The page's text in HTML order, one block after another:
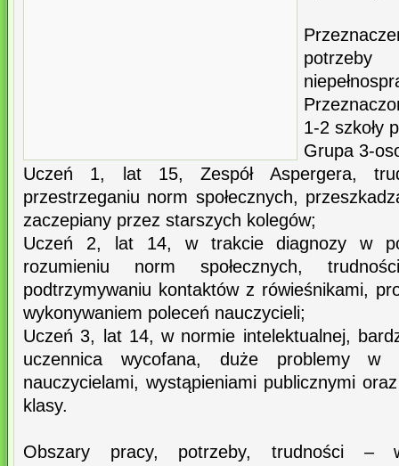
1-2 szkoły
Grupa 3-
Uczeń 1, lat 15, Zespół Aspergera,
przestrzeganiu norm społecznych,
zaczepiany przez starszych kolegów;
Uczeń 2, lat 14, w trakcie diagnozy w
rozumieniu norm społecznych,
podtrzymywaniu kontaktów z rówieśnikami,
wykonywaniem poleceń nauczycieli;
Uczeń 3, lat 14, w normie intelektualnej,
uczennica wycofana, duże problemy w
nauczycielami, wystąpieniami publicznymi
klasy.
Obszary pracy, potrzeby, trudności –